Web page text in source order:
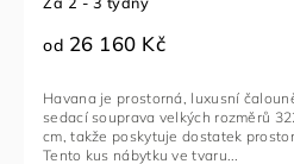
Sedací souprava FABIO je
nadstandardní komfort. Toto
nábytkové řešení je vyrobeno...